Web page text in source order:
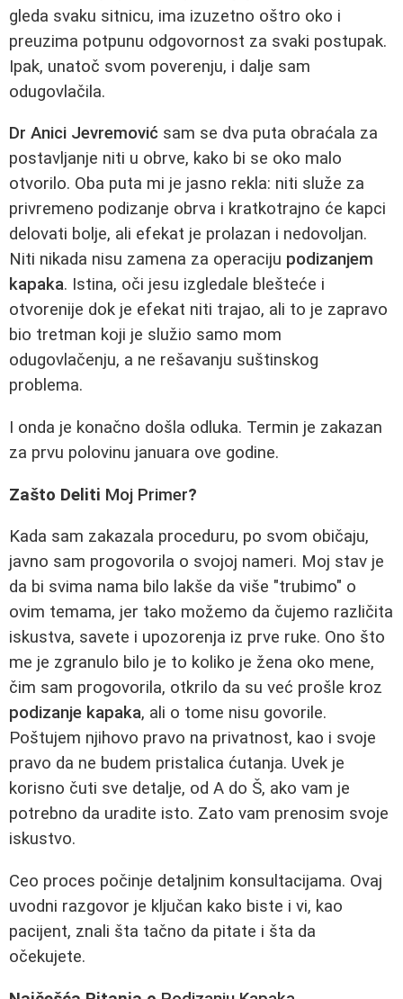
gleda svaku sitnicu, ima izuzetno oštro oko i
preuzima potpunu odgovornost za svaki postupak.
Ipak, unatoč svom poverenju, i dalje sam
odugovlačila.
Dr Anici Jevremović sam se dva puta obraćala za
postavljanje niti u obrve, kako bi se oko malo
otvorilo. Oba puta mi je jasno rekla: niti služe za
privremeno podizanje obrva i kratkotrajno će kapci
delovati bolje, ali efekat je prolazan i nedovoljan.
Niti nikada nisu zamena za operaciju podizanjem
kapaka. Istina, oči jesu izgledale blešteće i
otvorenije dok je efekat niti trajao, ali to je zapravo
bio tretman koji je služio samo mom
odugovlačenju, a ne rešavanju suštinskog
problema.
I onda je konačno došla odluka. Termin je zakazan
za prvu polovinu januara ove godine.
Zašto Deliti Moj Primer?
Kada sam zakazala proceduru, po svom običaju,
javno sam progovorila o svojoj nameri. Moj stav je
da bi svima nama bilo lakše da više "trubimo" o
ovim temama, jer tako možemo da čujemo različita
iskustva, savete i upozorenja iz prve ruke. Ono što
me je zgranulo bilo je to koliko je žena oko mene,
čim sam progovorila, otkrilo da su već prošle kroz
podizanje kapaka, ali o tome nisu govorile.
Poštujem njihovo pravo na privatnost, kao i svoje
pravo da ne budem pristalica ćutanja. Uvek je
korisno čuti sve detalje, od A do Š, ako vam je
potrebno da uradite isto. Zato vam prenosim svoje
iskustvo.
Ceo proces počinje detaljnim konsultacijama. Ovaj
uvodni razgovor je ključan kako biste i vi, kao
pacijent, znali šta tačno da pitate i šta da
očekujete.